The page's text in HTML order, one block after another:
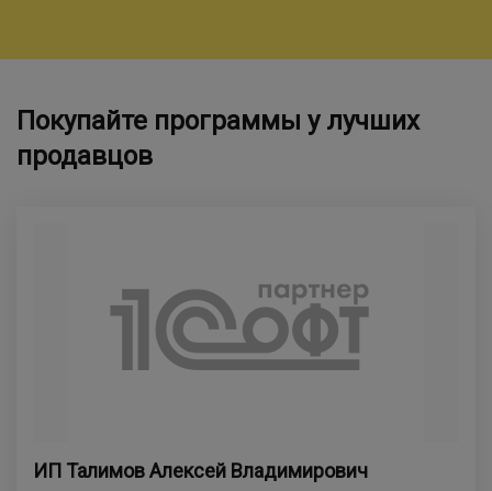
Покупайте программы у лучших
продавцов
ИП Талимов Алексей Владимирович